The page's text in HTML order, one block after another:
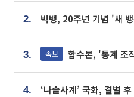
2.
3. 속보 합수본, '통계 조작' 서울·
4.